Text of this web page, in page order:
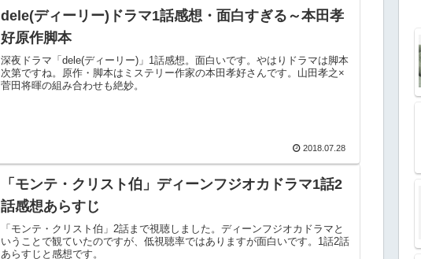
dele(ディーリー)ドラマ1話感想・面白すぎる～本田孝
好原作脚本
深夜ドラマ「dele(ディーリー)」1話感想。面白いです。やはりドラマは脚本
次第ですね。原作・脚本はミステリー作家の本田孝好さんです。山田孝之×
菅田将暉の組み合わせも絶妙。
2018.07.28
「モンテ・クリスト伯」ディーンフジオカドラマ1話2
話感想あらすじ
「モンテ・クリスト伯」2話まで視聴しました。ディーンフジオカドラマと
いうことで観ていたのですが、低視聴率ではありますが面白いです。1話2話
あらすじと感想です。